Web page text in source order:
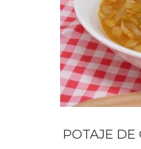
POTAJE DE